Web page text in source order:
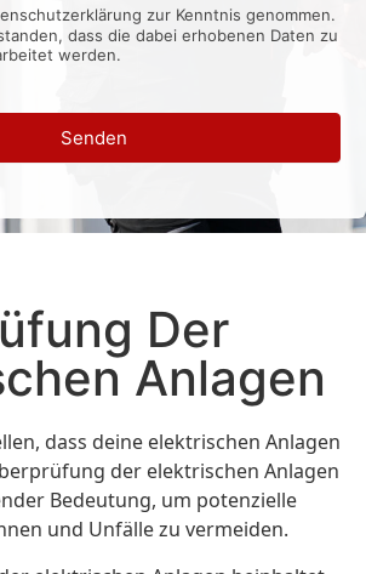
zur Kenntnis genommen.
dass die dabei erhobenen Daten zu
werden.
Senden
Der
Anlagen
dass deine elektrischen Anlagen
der elektrischen Anlagen
Bedeutung, um potenzielle
und Unfälle zu vermeiden.